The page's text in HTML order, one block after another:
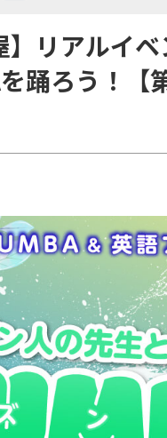
】リアルイ
踊ろう！【